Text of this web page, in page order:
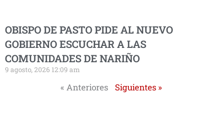
OBISPO DE PASTO PIDE AL NUEVO
GOBIERNO ESCUCHAR A LAS
COMUNIDADES DE NARIÑO
9 agosto, 2026 12:09 am
« Anteriores Siguientes »